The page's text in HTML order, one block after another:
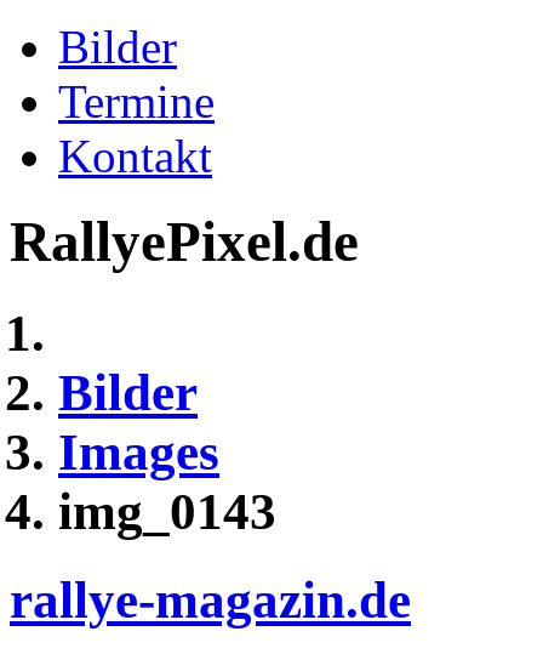
Bilder
Termine
Kontakt
RallyePixel.de
Bilder
Images
img_0143
rallye-magazin.de